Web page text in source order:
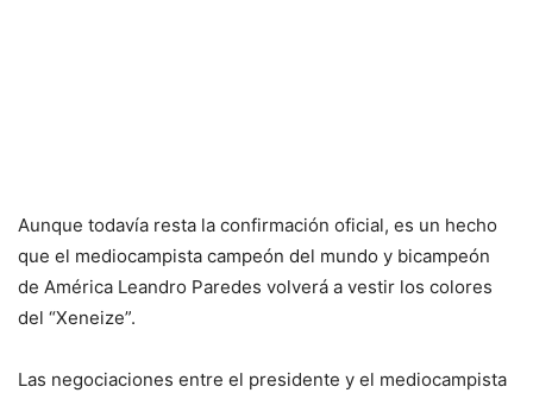
Aunque todavía resta la confirmación oficial, es un hecho
que el mediocampista campeón del mundo y bicampeón
de América Leandro Paredes volverá a vestir los colores
del “Xeneize”.
Las negociaciones entre el presidente y el mediocampista